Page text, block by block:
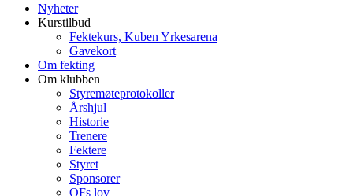
Nyheter
Kurstilbud
Fektekurs, Kuben Yrkesarena
Gavekort
Om fekting
Om klubben
Styremøteprotokoller
Årshjul
Historie
Trenere
Fektere
Styret
Sponsorer
OFs lov